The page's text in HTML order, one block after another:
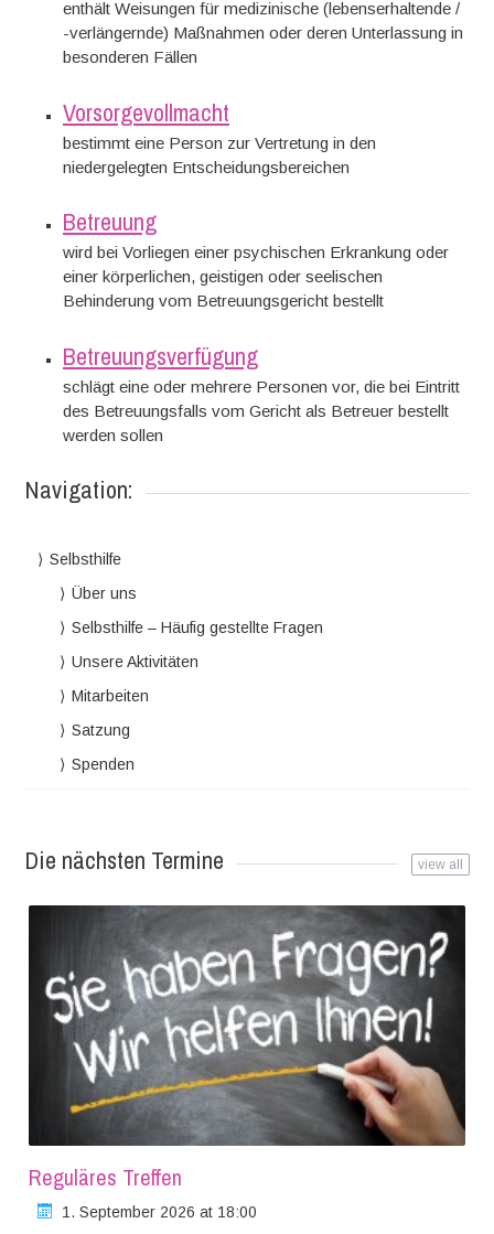
enthält Weisungen für medizinische (lebenserhaltende /
-verlängernde) Maßnahmen oder deren Unterlassung in
besonderen Fällen
Vorsorgevollmacht
bestimmt eine Person zur Vertretung in den
niedergelegten Entscheidungsbereichen
Betreuung
wird bei Vorliegen einer psychischen Erkrankung oder
einer körperlichen, geistigen oder seelischen
Behinderung vom Betreuungsgericht bestellt
Betreuungsverfügung
schlägt eine oder mehrere Personen vor, die bei Eintritt
des Betreuungsfalls vom Gericht als Betreuer bestellt
werden sollen
Navigation:
Selbsthilfe
Über uns
Selbsthilfe – Häufig gestellte Fragen
Unsere Aktivitäten
Mitarbeiten
Satzung
Spenden
Die nächsten Termine view all
Reguläres Treffen
1. September 2026 at 18:00